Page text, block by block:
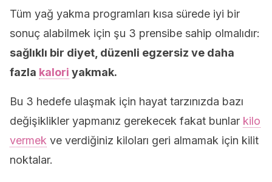
Tüm yağ yakma programları kısa sürede iyi bir
sonuç alabilmek için şu 3 prensibe sahip olmalıdır:
sağlıklı bir diyet, düzenli egzersiz ve daha
fazla kalori yakmak.
Bu 3 hedefe ulaşmak için hayat tarzınızda bazı
değişiklikler yapmanız gerekecek fakat bunlar kilo
vermek ve verdiğiniz kiloları geri almamak için kilit
noktalar.